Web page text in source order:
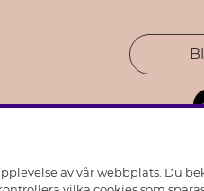
av vår webbplats. Du